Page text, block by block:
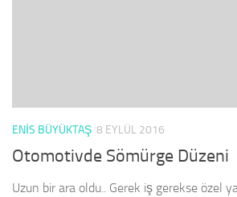
ENIS BÜYÜKTAŞ 8 EYLÜL 2016
Otomotivde Sömürge Düzeni
Uzun bir ara oldu.. Gerek iş gerekse özel